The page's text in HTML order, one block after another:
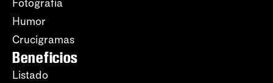
Fotografía
Humor
Crucigramas
Beneficios
Listado